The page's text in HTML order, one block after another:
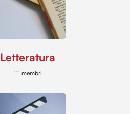
Letteratura
111 membri